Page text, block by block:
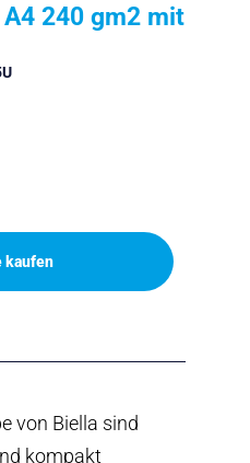
A4 240 gm2 mit
kaufen
von Biella sind
kompakt